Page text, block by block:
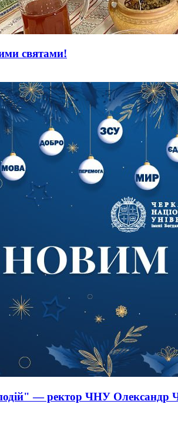
святами!
— ректор ЧНУ Олександр